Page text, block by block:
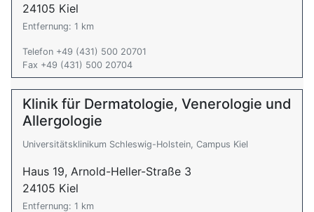
24105 Kiel
Entfernung: 1 km
Telefon +49 (431) 500 20701
Fax +49 (431) 500 20704
Klinik für Dermatologie, Venerologie und
Allergologie
Universitätsklinikum Schleswig-Holstein, Campus Kiel
Haus 19, Arnold-Heller-Straße 3
24105 Kiel
Entfernung: 1 km